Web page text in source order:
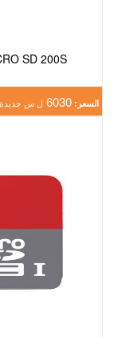
SD 200S
السعر: 6030 ل س جديدة